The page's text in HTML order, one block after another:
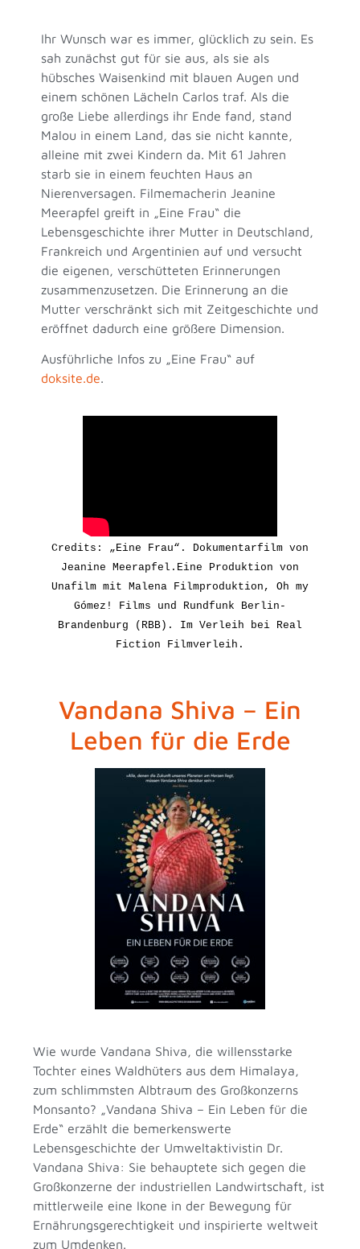
Ihr Wunsch war es immer, glücklich zu sein. Es
sah zunächst gut für sie aus, als sie als
hübsches Waisenkind mit blauen Augen und
einem schönen Lächeln Carlos traf. Als die
große Liebe allerdings ihr Ende fand, stand
Malou in einem Land, das sie nicht kannte,
alleine mit zwei Kindern da. Mit 61 Jahren
starb sie in einem feuchten Haus an
Nierenversagen. Filmemacherin Jeanine
Meerapfel greift in „Eine Frau“ die
Lebensgeschichte ihrer Mutter in Deutschland,
Frankreich und Argentinien auf und versucht
die eigenen, verschütteten Erinnerungen
zusammenzusetzen. Die Erinnerung an die
Mutter verschränkt sich mit Zeitgeschichte und
eröffnet dadurch eine größere Dimension.
Ausführliche Infos zu „Eine Frau“ auf
doksite.de.
Credits: „Eine Frau“. Dokumentarfilm von
Jeanine Meerapfel. Eine Produktion von
Unafilm mit Malena Filmproduktion, Oh my
Gómez! Films und Rundfunk Berlin-
Brandenburg (RBB). Im Verleih bei Real
Fiction Filmverleih.
Vandana Shiva – Ein
Leben für die Erde
Wie wurde Vandana Shiva, die willensstarke
Tochter eines Waldhüters aus dem Himalaya,
zum schlimmsten Albtraum des Großkonzerns
Monsanto? „Vandana Shiva – Ein Leben für die
Erde“ erzählt die bemerkenswerte
Lebensgeschichte der Umweltaktivistin Dr.
Vandana Shiva: Sie behauptete sich gegen die
Großkonzerne der industriellen Landwirtschaft, ist
mittlerweile eine Ikone in der Bewegung für
Ernährungsgerechtigkeit und inspirierte weltweit
zum Umdenken.